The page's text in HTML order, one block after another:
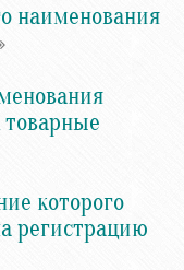
наименования
товарные
которого
регистрацию